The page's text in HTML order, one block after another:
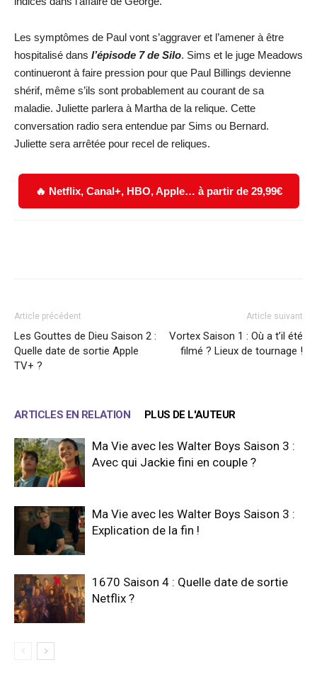
Les symptômes de Paul vont s’aggraver et l’amener à être
hospitalisé dans l’épisode 7 de Silo. Sims et le juge Meadows
continueront à faire pression pour que Paul Billings devienne
shérif, même s’ils sont probablement au courant de sa
maladie. Juliette parlera à Martha de la relique. Cette
conversation radio sera entendue par Sims ou Bernard.
Juliette sera arrêtée pour recel de reliques.
🔥 Netflix, Canal+, HBO, Apple… à partir de 29,99€
Article précédent
Les Gouttes de Dieu Saison 2 :
Quelle date de sortie Apple
TV+ ?
Article suivant
Vortex Saison 1 : Où a t’il été
filmé ? Lieux de tournage !
ARTICLES EN RELATION PLUS DE L'AUTEUR
Ma Vie avec les Walter Boys Saison 3 :
Avec qui Jackie fini en couple ?
Ma Vie avec les Walter Boys Saison 3 :
Explication de la fin !
1670 Saison 4 : Quelle date de sortie
Netflix ?